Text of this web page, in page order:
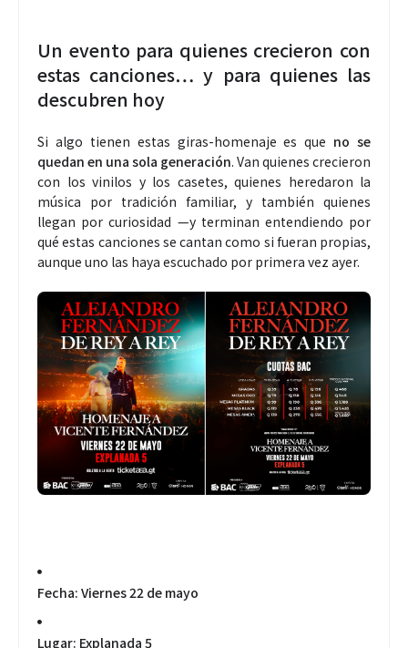
Un evento para quienes crecieron con
estas canciones… y para quienes las
descubren hoy
Si algo tienen estas giras-homenaje es que no se
quedan en una sola generación. Van quienes crecieron
con los vinilos y los casetes, quienes heredaron la
música por tradición familiar, y también quienes
llegan por curiosidad —y terminan entendiendo por
qué estas canciones se cantan como si fueran propias,
aunque uno las haya escuchado por primera vez ayer.
Fecha: Viernes 22 de mayo
Lugar: Explanada 5